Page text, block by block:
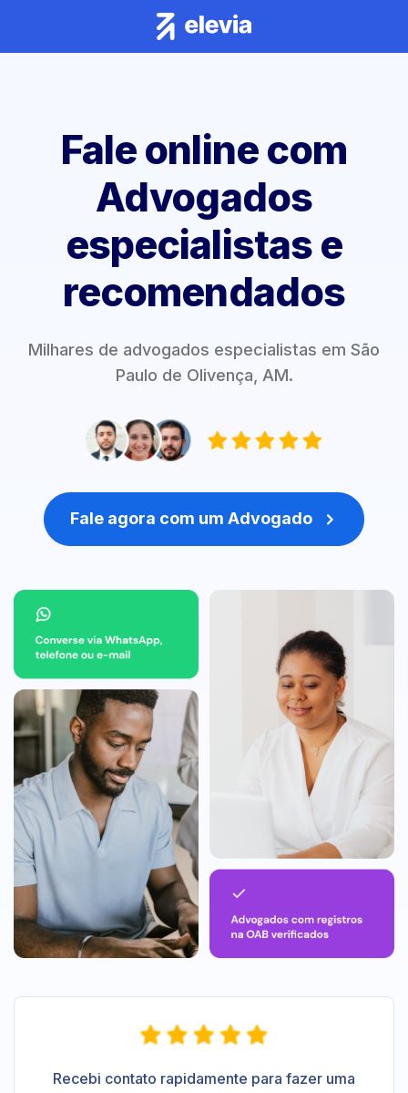
Fale online com
Advogados
especialistas e
recomendados
Milhares de advogados especialistas em São
Paulo de Olivença, AM.
Fale agora com um Advogado 
Recebi contato rapidamente para fazer uma